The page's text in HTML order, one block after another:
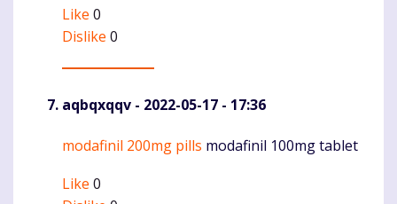
Like 0
Dislike 0
aqbqxqqv - 2022-05-17 - 17:36
Komentaras
modafinil 200mg pills modafinil 100mg tablet
Like 0